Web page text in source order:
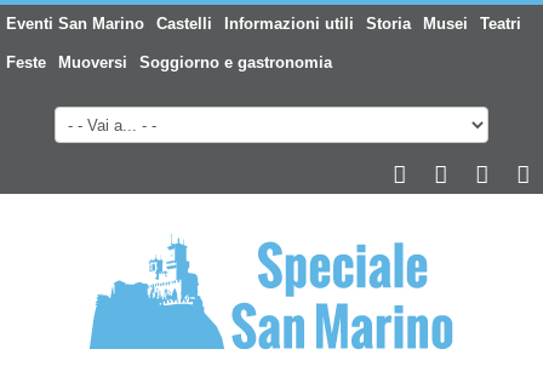
Eventi San Marino Castelli Informazioni utili Storia Musei Teatri
Feste Muoversi Soggiorno e gastronomia